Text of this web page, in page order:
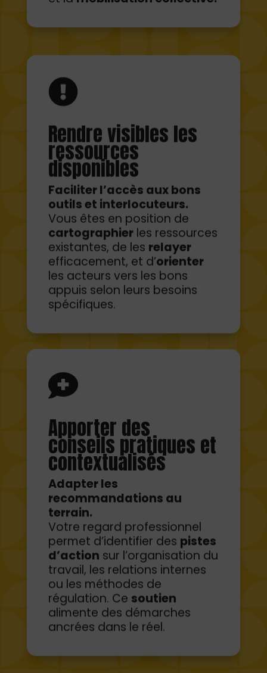

Rendre visibles les
ressources
disponibles
Faciliter l’accès aux bons
outils et interlocuteurs.
Vous êtes en position de
cartographierles ressources
existantes, de lesrelayer
efficacement, et d’orienter
les acteurs vers les bons
appuis selon leurs besoins
spécifiques.

Apporter des
conseils pratiques et
contextualisés
Adapter les
recommandations au
terrain.
Votre regard professionnel
permet d’identifier despistes
d’actionsur l’organisation du
travail, les relations internes
ou les méthodes de
régulation. Cesoutien
alimente des démarches
ancrées dans le réel.